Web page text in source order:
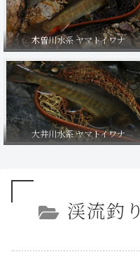
木曽川水系 ヤマトイワナ
大井川水系 ヤマトイワナ
渓流釣り